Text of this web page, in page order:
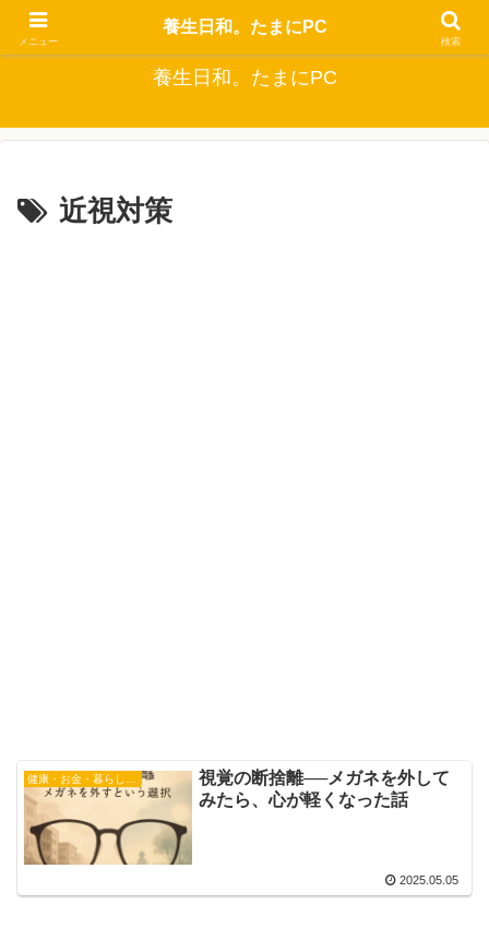
自分でできるなるべくお金をかけない健康生活
養生日和。たまにPC
近視対策
視覚の断捨離──メガネを外して
みたら、心が軽くなった話
2025.05.05
メニュー
養生日和。たまにPC
検索